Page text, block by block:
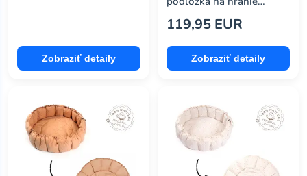
Zobraziť detaily
Numbers
119,95 EUR
Zobraziť detaily